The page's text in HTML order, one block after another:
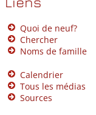
Quoi de neuf?
Chercher
Noms de famille
Calendrier
Tous les médias
Sources